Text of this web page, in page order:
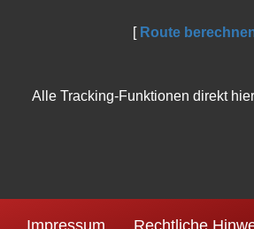
[ Route
Alle Tracking-Funktionen direkt
Impressum Rechtliche